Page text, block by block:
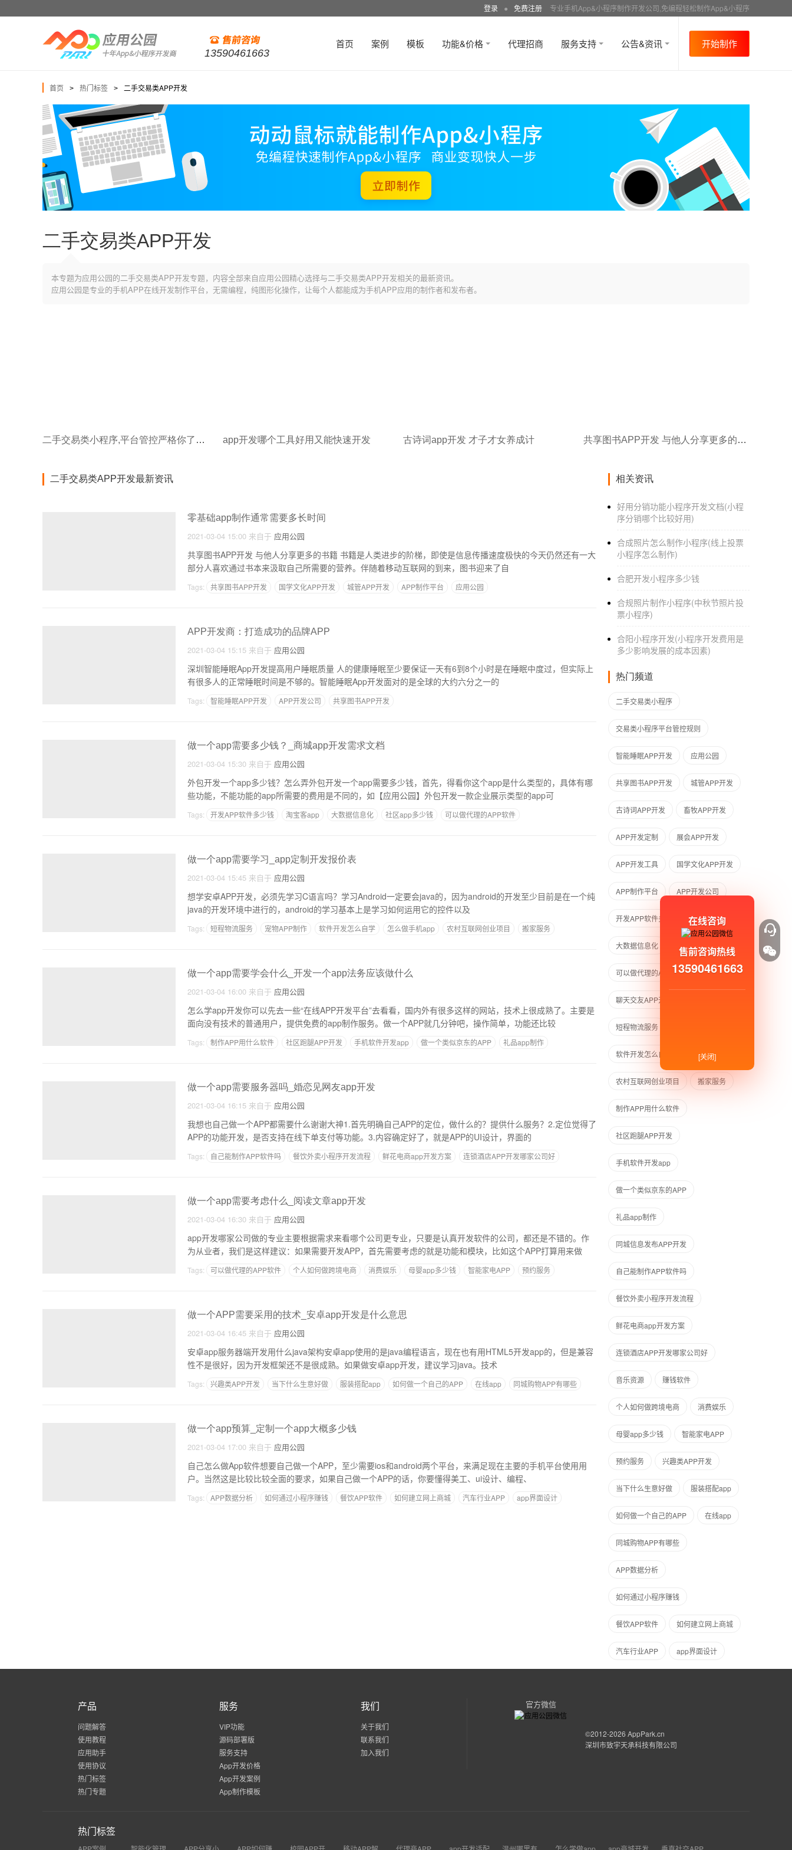
登录 ● 免费注册 专业手机App&小程序制作开发公司,免编程轻松制作App&小程序
13590461663
首页 案例 模板 功能&价格 代理招商 服务支持 公告&资讯 开始制作
首页 > 热门标签 > 二手交易类APP开发
二手交易类APP开发
本专题为应用公园的二手交易类APP开发专题，内容全部来自应用公园精心选择与二手交易类APP开发相关的最新资讯。
应用公园是专业的手机APP在线开发制作平台，无需编程，纯图形化操作，让每个人都能成为手机APP应用的制作者和发布者。
二手交易类小程序,平台管控严格你了解吗? app开发哪个工具好用又能快速开发 古诗词app开发 才子才女养成计 共享图书APP开发 与他人分享更多的书籍
二手交易类APP开发最新资讯
零基础app制作通常需要多长时间
2021-03-04 15:00 来自于 应用公园
共享图书APP开发 与他人分享更多的书籍 书籍是人类进步的阶梯，即使是信息传播速度极快的今天仍然还有一大
部分人喜欢通过书本来汲取自己所需要的营养。伴随着移动互联网的到来，图书迎来了自
Tags: 共享图书APP开发 国学文化APP开发 城管APP开发 APP制作平台 应用公园
APP开发商：打造成功的品牌APP
2021-03-04 15:15 来自于 应用公园
深圳智能睡眠App开发提高用户睡眠质量 人的健康睡眠至少要保证一天有6到8个小时是在睡眠中度过，但实际上
有很多人的正常睡眠时间是不够的。智能睡眠App开发面对的是全球的大约六分之一的
Tags: 智能睡眠APP开发 APP开发公司 共享图书APP开发
做一个app需要多少钱？_商城app开发需求文档
2021-03-04 15:30 来自于 应用公园
外包开发一个app多少钱？怎么弄外包开发一个app需要多少钱，首先，得看你这个app是什么类型的，具体有哪
些功能，不能功能的app所需要的费用是不同的，如【应用公园】外包开发一款企业展示类型的app可
Tags: 开发APP软件多少钱 淘宝客app 大数据信息化 社区app多少钱
可以做代理的APP软件
做一个app需要学习_app定制开发报价表
2021-03-04 15:45 来自于 应用公园
想学安卓APP开发，必须先学习C语言吗？学习Android一定要会java的，因为android的开发至少目前是在一个纯
java的开发环境中进行的，android的学习基本上是学习如何运用它的控件以及
Tags: 短程物流服务 宠物APP制作 软件开发怎么自学 怎么做手机app 农村互联网创业项目 搬家服务
做一个app需要学会什么_开发一个app法务应该做什么
2021-03-04 16:00 来自于 应用公园
怎么学app开发你可以先去一些“在线APP开发平台”去看看，国内外有很多这样的网站，技术上很成熟了。主要是
面向没有技术的普通用户，提供免费的app制作服务。做一个APP就几分钟吧，操作简单，功能还比较
Tags: 制作APP用什么软件 社区跑腿APP开发 手机软件开发app 做一个类似京东的APP
礼品app制作
做一个app需要服务器吗_婚恋见网友app开发
2021-03-04 16:15 来自于 应用公园
我想也自己做一个APP都需要什么谢谢大神1.首先明确自己APP的定位，做什么的？提供什么服务？2.定位觉得了
APP的功能开发，是否支持在线下单支付等功能。3.内容确定好了，就是APP的UI设计，界面的
Tags: 自己能制作APP软件吗 餐饮外卖小程序开发流程 鲜花电商app开发方案
连锁酒店APP开发哪家公司好
做一个app需要考虑什么_阅读文章app开发
2021-03-04 16:30 来自于 应用公园
app开发哪家公司做的专业主要根据需求来看哪个公司更专业，只要是认真开发软件的公司，都还是不错的。作
为从业者，我们是这样建议：如果需要开发APP，首先需要考虑的就是功能和模块，比如这个APP打算用来做
Tags: 可以做代理的APP软件 个人如何做跨境电商 消费娱乐 母婴app多少钱 智能家电APP 预约服务
做一个APP需要采用的技术_安卓app开发是什么意思
2021-03-04 16:45 来自于 应用公园
安卓app服务器端开发用什么java架构安卓app使用的是java编程语言，现在也有用HTML5开发app的，但是兼容
性不是很好，因为开发框架还不是很成熟。如果做安卓app开发，建议学习java。技术
Tags: 兴趣类APP开发 当下什么生意好做 服装搭配app 如何做一个自己的APP 在线app 同城购物APP有哪些
做一个app预算_定制一个app大概多少钱
2021-03-04 17:00 来自于 应用公园
自己怎么做App软件想要自己做一个APP，至少需要ios和android两个平台，来满足现在主要的手机平台使用用
户。当然这是比较比较全面的要求，如果自己做一个APP的话，你要懂得美工、ui设计、编程、
Tags: APP数据分析 如何通过小程序赚钱 餐饮APP软件 如何建立网上商城 汽车行业APP app界面设计
相关资讯
好用分销功能小程序开发文档(小程
序分销哪个比较好用)
合成照片怎么制作小程序(线上投票
小程序怎么制作)
合肥开发小程序多少钱
合规照片制作小程序(中秋节照片投
票小程序)
合阳小程序开发(小程序开发费用是
多少影响发展的成本因素)
热门频道
二手交易类小程序
交易类小程序平台管控规则
智能睡眠APP开发 应用公园
共享图书APP开发 城管APP开发
古诗词APP开发 畜牧APP开发
APP开发定制 展会APP开发
APP开发工具 国学文化APP开发
APP制作平台 APP开发公司
开发APP软件多少钱 淘宝客app
大数据信息化 社区app多少钱
可以做代理的APP软件
聊天交友APP开发案例
短程物流服务
软件开发怎么自学 怎么做手机app
农村互联网创业项目 搬家服务
制作APP用什么软件
社区跑腿APP开发
手机软件开发app
做一个类似京东的APP
礼品app制作
同城信息发布APP开发
自己能制作APP软件吗
餐饮外卖小程序开发流程
鲜花电商app开发方案
连锁酒店APP开发哪家公司好
音乐资源 赚钱软件
个人如何做跨境电商 消费娱乐
母婴app多少钱 智能家电APP
预约服务 兴趣类APP开发
当下什么生意好做 服装搭配app
如何做一个自己的APP 在线app
同城购物APP有哪些
APP数据分析
如何通过小程序赚钱
餐饮APP软件 如何建立网上商城
汽车行业APP app界面设计
产品
问题解答
使用教程
应用助手
使用协议
热门标签
热门专题
服务
VIP功能
源码部署版
服务支持
App开发价格
App开发案例
App制作模板
我们
关于我们
联系我们
加入我们
官方微信
©2012-2026 AppPark.cn
深圳市致宇天承科技有限公司
热门标签
在线咨询
售前咨询热线
13590461663
[关闭]